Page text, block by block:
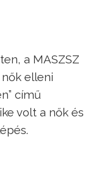
a MASZSZ
elleni
című
volt a nők és